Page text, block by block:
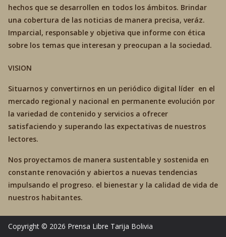
hechos que se desarrollen en todos los ámbitos. Brindar
una cobertura de las noticias de manera precisa, veráz.
Imparcial, responsable y objetiva que informe con ética
sobre los temas que interesan y preocupan a la sociedad.
VISION
Situarnos y convertirnos en un periódico digital líder en el
mercado regional y nacional en permanente evolución por
la variedad de contenido y servicios a ofrecer
satisfaciendo y superando las expectativas de nuestros
lectores.
Nos proyectamos de manera sustentable y sostenida en
constante renovación y abiertos a nuevas tendencias
impulsando el progreso. el bienestar y la calidad de vida de
nuestros habitantes.
Copyright © 2026 Prensa Libre Tarija Bolivia